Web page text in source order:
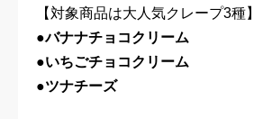
【対象商品は大人気クレープ3種】
●バナナチョコクリーム
●いちごチョコクリーム
●ツナチーズ